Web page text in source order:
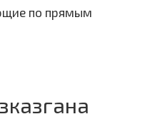
по прямым